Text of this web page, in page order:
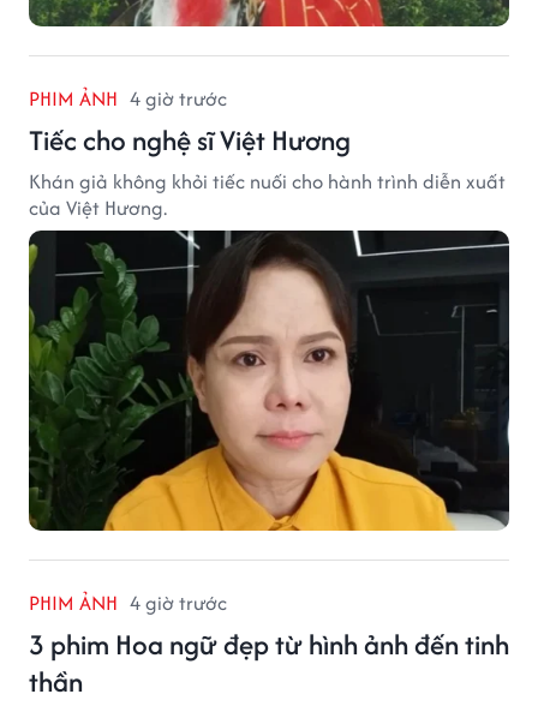
PHIM ẢNH 4 giờ trước
Tiếc cho nghệ sĩ Việt Hương
Khán giả không khỏi tiếc nuối cho hành trình diễn xuất
của Việt Hương.
PHIM ẢNH 4 giờ trước
3 phim Hoa ngữ đẹp từ hình ảnh đến tinh
thần